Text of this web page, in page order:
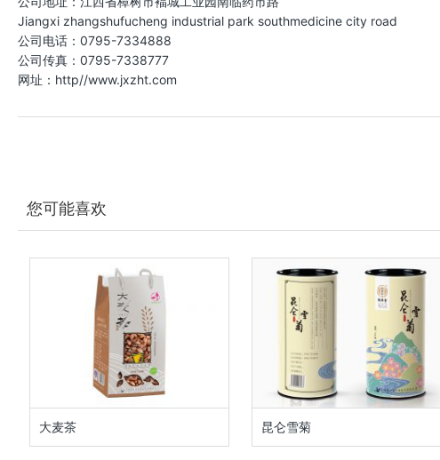
Jiangxi zhangshufucheng industrial park southmedicine city road
公司电话：0795-7334888
公司传真：0795-7338777
网址：http//www.jxzht.com
您可能喜欢
大麦茶 昆仑雪菊